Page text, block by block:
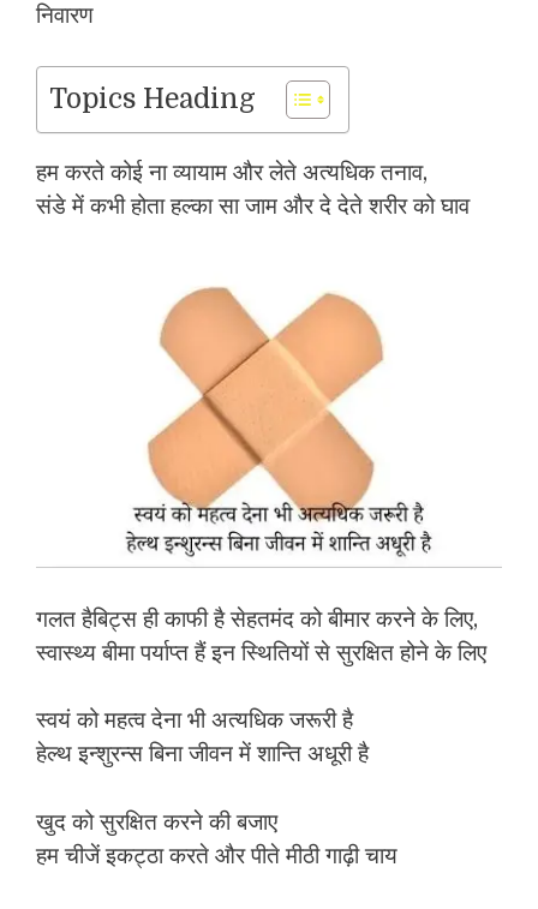
निवारण
Topics Heading
हम करते कोई ना व्यायाम और लेते अत्यधिक तनाव,
संडे में कभी होता हल्का सा जाम और दे देते शरीर को घाव
गलत हैबिट्स ही काफी है सेहतमंद को बीमार करने के लिए,
स्वास्थ्य बीमा पर्याप्त हैं इन स्थितियों से सुरक्षित होने के लिए
स्वयं को महत्व देना भी अत्यधिक जरूरी है
हेल्थ इन्शुरन्स बिना जीवन में शान्ति अधूरी है
खुद को सुरक्षित करने की बजाए
हम चीजें इकट्ठा करते और पीते मीठी गाढ़ी चाय